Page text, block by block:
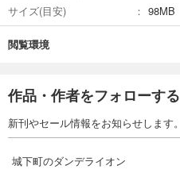
サイズ(目安)
98MB
閲覧環境
作品・作者をフォローする
新刊やセール情報をお知らせします。
城下町のダンデライオン